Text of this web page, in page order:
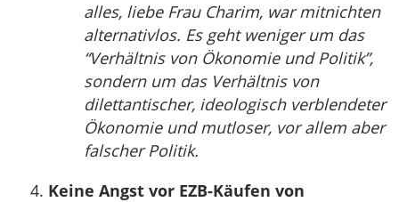
alles, liebe Frau Charim, war mitnichten
alternativlos. Es geht weniger um das
“Verhältnis von Ökonomie und Politik”,
sondern um das Verhältnis von
dilettantischer, ideologisch verblendeter
Ökonomie und mutloser, vor allem aber
falscher Politik.
Keine Angst vor EZB-Käufen von